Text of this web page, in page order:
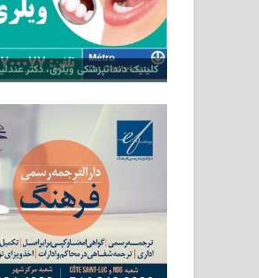
کلینیک دندانپزشکی ویلری، دکتر